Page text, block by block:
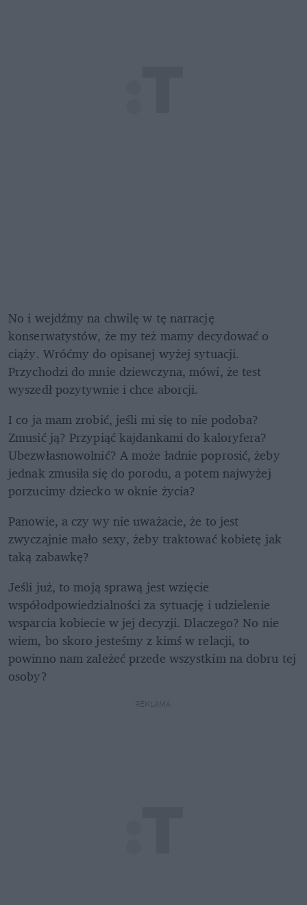
No i wejdźmy na chwilę w tę narrację
konserwatystów, że my też mamy decydować o
ciąży. Wróćmy do opisanej wyżej sytuacji.
Przychodzi do mnie dziewczyna, mówi, że test
wyszedł pozytywnie i chce aborcji.
I co ja mam zrobić, jeśli mi się to nie podoba?
Zmusić ją? Przypiąć kajdankami do kaloryfera?
Ubezwłasnowolnić? A może ładnie poprosić, żeby
jednak zmusiła się do porodu, a potem najwyżej
porzucimy dziecko w oknie życia?
Panowie, a czy wy nie uważacie, że to jest
zwyczajnie mało sexy, żeby traktować kobietę jak
taką zabawkę?
Jeśli już, to moją sprawą jest wzięcie
współodpowiedzialności za sytuację i udzielenie
wsparcia kobiecie w jej decyzji. Dlaczego? No nie
wiem, bo skoro jesteśmy z kimś w relacji, to
powinno nam zależeć przede wszystkim na dobru tej
osoby?
REKLAMA